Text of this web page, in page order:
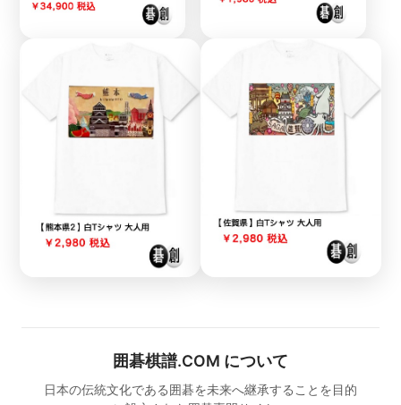
囲碁棋譜.COM について
日本の伝統文化である囲碁を未来へ継承することを目的